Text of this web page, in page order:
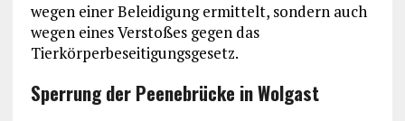
wegen einer Beleidigung ermittelt, sondern auch
wegen eines Verstoßes gegen das
Tierkörperbeseitigungsgesetz.
Sperrung der Peenebrücke in Wolgast